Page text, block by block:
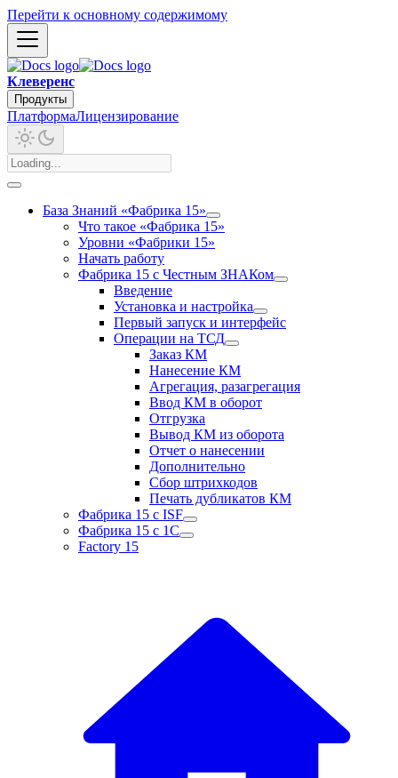
Перейти к основному содержимому
Клеверенс
Продукты
ПлатформаЛицензирование
База Знаний «Фабрика 15»
Что такое «Фабрика 15»
Уровни «Фабрики 15»
Начать работу
Фабрика 15 с Честным ЗНАКом
Введение
Установка и настройка
Первый запуск и интерфейс
Операции на ТСД
Заказ КМ
Нанесение КМ
Агрегация, разагрегация
Ввод КМ в оборот
Отгрузка
Вывод КМ из оборота
Отчет о нанесении
Дополнительно
Сбор штрихкодов
Печать дубликатов КМ
Фабрика 15 с ISF
Фабрика 15 с 1С
Factory 15